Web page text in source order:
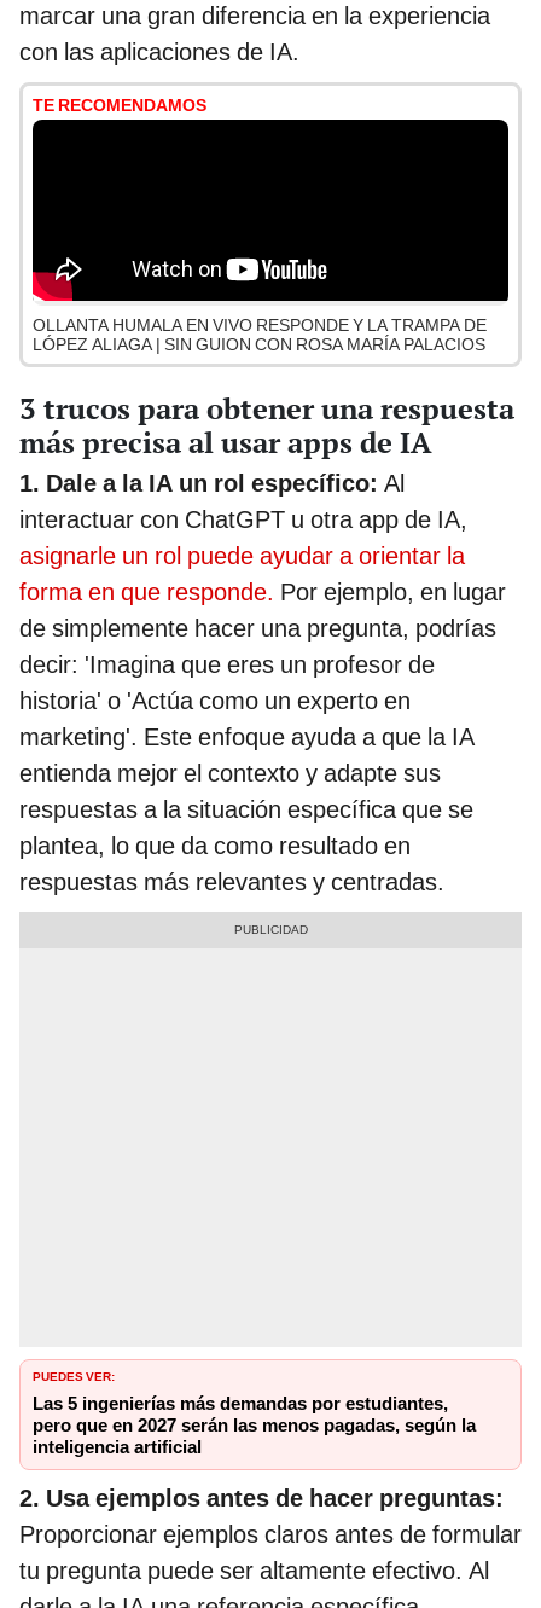
marcar una gran diferencia en la experiencia
con las aplicaciones de IA.
TE RECOMENDAMOS
OLLANTA HUMALA EN VIVO RESPONDE Y LA TRAMPA DE
LÓPEZ ALIAGA | SIN GUION CON ROSA MARÍA PALACIOS
3 trucos para obtener una respuesta
más precisa al usar apps de IA
1. Dale a la IA un rol específico: Al
interactuar con ChatGPT u otra app de IA,
asignarle un rol puede ayudar a orientar la
forma en que responde. Por ejemplo, en lugar
de simplemente hacer una pregunta, podrías
decir: 'Imagina que eres un profesor de
historia' o 'Actúa como un experto en
marketing'. Este enfoque ayuda a que la IA
entienda mejor el contexto y adapte sus
respuestas a la situación específica que se
plantea, lo que da como resultado en
respuestas más relevantes y centradas.
PUEDES VER:
Las 5 ingenierías más demandas por estudiantes,
pero que en 2027 serán las menos pagadas, según la
inteligencia artificial
2. Usa ejemplos antes de hacer preguntas:
Proporcionar ejemplos claros antes de formular
tu pregunta puede ser altamente efectivo. Al